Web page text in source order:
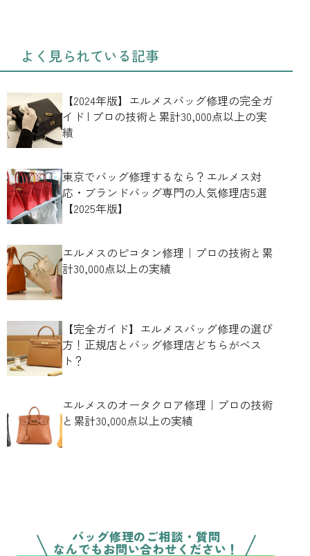
よく見られている記事
【2024年版】エルメスバッグ修理の完全ガ
イド | プロの技術と累計30,000点以上の実
績
東京でバッグ修理するなら？エルメス対
応・ブランドバッグ専門の人気修理店5選
【2025年版】
エルメスのピコタン修理｜プロの技術と累
計30,000点以上の実績
【完全ガイド】エルメスバッグ修理の選び
方！正規店とバッグ修理店どちらがベス
ト？
エルメスのオータクロア修理｜プロの技術
と累計30,000点以上の実績
バッグ修理のご相談・質問
なんでもお問い合わせください！